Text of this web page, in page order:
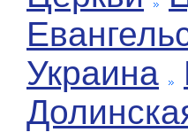
Украина